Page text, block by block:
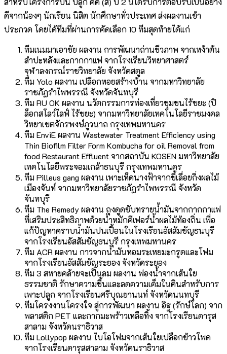
ดีจากน้องๆ นักเรียน นิสิต นักศึกษาทั่วประเทศ ส่งผลงานเข้า
ประกวด โดยได้ทีมที่ผ่านการคัดเลือก 10 ทีมสุดท้ายได้แก่
ทีมเนมมาเอาชัย ผลงาน การพัฒนาถ่านชีวภาพ จากเหง้าต้น
สำปะหลังและกากกาแฟ จากโรงเรียนวิทยาศาสตร์
จุฬาลงกรณ์ราชวิทยาลัย จังหวัดสตูล
ทีม Yolo ผลงาน เปลือกหอยสร้างบ้าน จากมหาวิทยาลัย
ราชภัฏรำไพพรรณี จังหวัดจันทบุรี
ทีม RU OK ผลงาน นวัตกรรมการท่องเที่ยวชุมชนไร้ขยะ (ปิ
ล็อกสโลว์ไลฟ์ ไร้ขยะ) จากมหาวิทยาลัยเทคโนโลยีราชมงคล
วิทยาเขตจักรพงษ์ภูวนาถ กรุงเทพมหานคร
ทีม EnviE ผลงาน Wastewater Treatment Efficiency using
Thin Biofilm Filter Form Kombucha for oil Removal from
food Restaurant Effluent จากสถาบัน KOSEN มหาวิทยาลัย
เทคโนโลยีพระจอมเกล้าธนบุรี กรุงเทพมหานคร
ทีม Pilleus gang ผลงาน เพาะเห็ดนางฟ้าจากขี้เลื่อยกิ่งผลไม้
เมืองจันท์ จากมหาวิทยาลัยราชภัฏรำไพพรรณี จังหวัด
จันทบุรี
ทีม The Remedy ผลงาน ถุงดูดซับทรายน้ำมันจากกากกาแฟ
ที่เสริมประสิทธิภาพด้วยน้ำหมักคีเฟอร์น้ำผลไม้ท้องถิ่น เพื่อ
แก้ปัญหาคราบน้ำมันปนเปื้อนในโรงเรียนอัสสัมชัญธนบุรี
จากโรงเรียนอัสสัมชัญธนบุรี กรุงเทพมหานคร
ทีม ACR ผลงาน กาวจากน้ำมันหอมระเหยมะกรูดและโฟม
จากโรงเรียนอัสสัมชัญระยอง จังหวัดระยอง
ทีม 3 สหายคล้ายจะเป็นลม ผลงาน ฟองน้ำจากเส้นใย
ธรรมชาติ รักษาความชื้นและลดความเค็มในดินสำหรับการ
เพาะปลูก จากโรงเรียนศรีบุณยานนท์ จังหวัดนนทบุรี
ทีมโครงงานโครงใจ สู่การพัฒนา ผลงาน อิฐ (รักษ์โลก) จาก
พลาสติก PET และกากมะพร้าวเหลือทิ้ง จากโรงเรียนดารุส
สาลาม จังหวัดนราธิวาส
ทีม Lollypop ผลงาน ไบโอโฟมจากเส้นใยเปลือกข้าวโพด
จากโรงเรียนดารุสสาลาม จังหวัดนราธิวาส